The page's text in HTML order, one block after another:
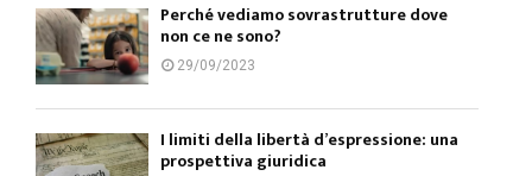
Perché vediamo sovrastrutture dove
non ce ne sono?
29/09/2023
I limiti della libertà d’espressione: una
prospettiva giuridica